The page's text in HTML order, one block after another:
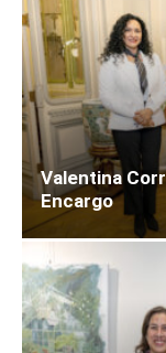
Valentina
Encargo